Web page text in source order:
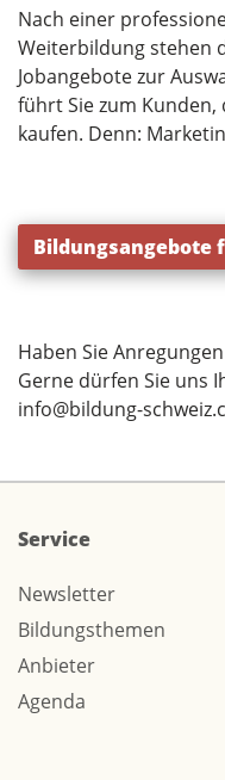
Nach einer
Weiterbildung stehen
Jobangebote zur
führt Sie zum
kaufen. Denn:
Bildungsangebote
Haben Sie
Gerne dürfen Sie uns
info@bildung-
Service
Newsletter
Bildungsthemen
Anbieter
Agenda